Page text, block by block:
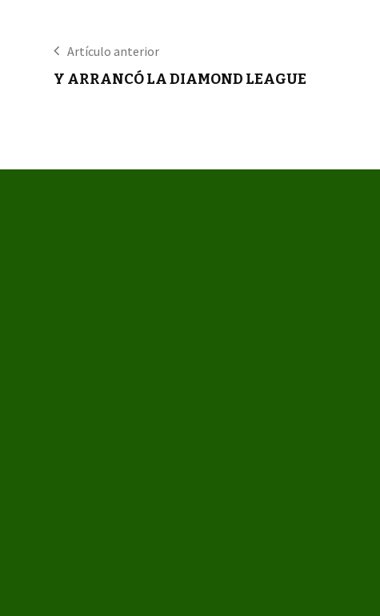
Artículo anterior
Y ARRANCÓ LA DIAMOND LEAGUE